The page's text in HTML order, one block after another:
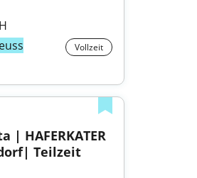
Vollzeit
| HAFERKATER
Teilzeit